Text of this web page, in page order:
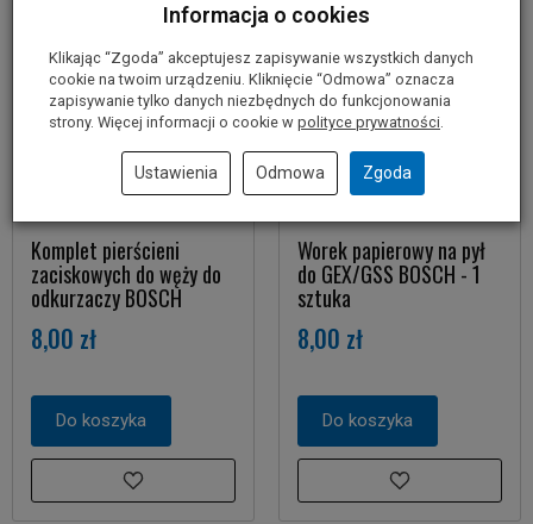
Komplet pierścieni
zaciskowych do węży do
odkurzaczy BOSCH
8,00 zł
Do koszyka
Worek papierowy na pył
do GEX/GSS BOSCH - 1
sztuka
8,00 zł
Do koszyka
Informacja o cookies
Klikając “Zgoda” akceptujesz zapisywanie wszystkich danych
cookie na twoim urządzeniu. Kliknięcie “Odmowa” oznacza
zapisywanie tylko danych niezbędnych do funkcjonowania
strony. Więcej informacji o cookie w polityce prywatności
Ustawienia Odmowa Zgoda